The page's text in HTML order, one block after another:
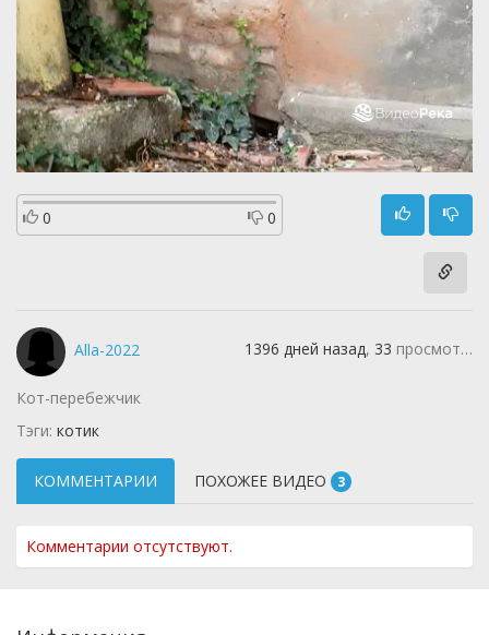
0 0
Alla-2022 1396 дней назад, 33 просмотра
Кот-перебежчик
Тэги: котик
КОММЕНТАРИИ ПОХОЖЕЕ ВИДЕО 3
Комментарии отсутствуют.